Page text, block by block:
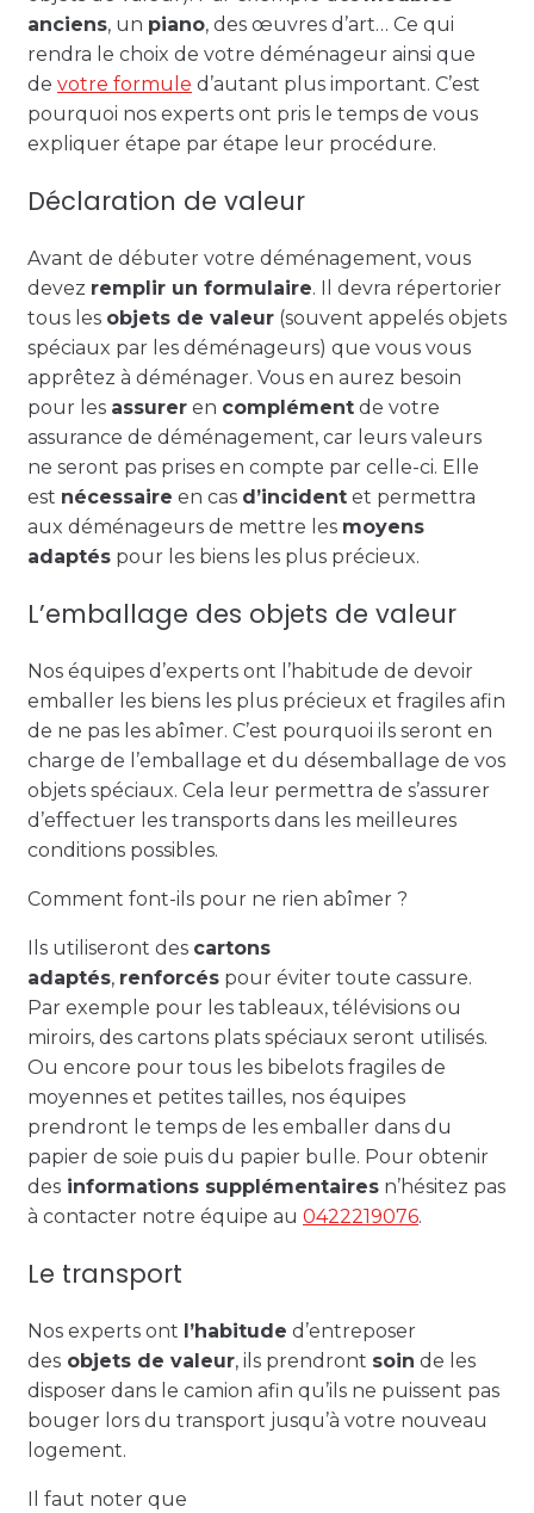
anciens, un piano, des œuvres d’art… Ce qui
rendra le choix de votre déménageur ainsi que
de votre formule d’autant plus important. C’est
pourquoi nos experts ont pris le temps de vous
expliquer étape par étape leur procédure.
Déclaration de valeur
Avant de débuter votre déménagement, vous
devez remplir un formulaire. Il devra répertorier
tous les objets de valeur (souvent appelés objets
spéciaux par les déménageurs) que vous vous
apprêtez à déménager. Vous en aurez besoin
pour les assurer en complément de votre
assurance de déménagement, car leurs valeurs
ne seront pas prises en compte par celle-ci. Elle
est nécessaire en cas d’incident et permettra
aux déménageurs de mettre les moyens
adaptés pour les biens les plus précieux.
L’emballage des objets de valeur
Nos équipes d’experts ont l’habitude de devoir
emballer les biens les plus précieux et fragiles afin
de ne pas les abîmer. C’est pourquoi ils seront en
charge de l’emballage et du désemballage de vos
objets spéciaux. Cela leur permettra de s’assurer
d’effectuer les transports dans les meilleures
conditions possibles.
Comment font-ils pour ne rien abîmer ?
Ils utiliseront des cartons
adaptés, renforcés pour éviter toute cassure.
Par exemple pour les tableaux, télévisions ou
miroirs, des cartons plats spéciaux seront utilisés.
Ou encore pour tous les bibelots fragiles de
moyennes et petites tailles, nos équipes
prendront le temps de les emballer dans du
papier de soie puis du papier bulle. Pour obtenir
des informations supplémentaires n’hésitez pas
à contacter notre équipe au 0422219076.
Le transport
Nos experts ont l’habitude d’entreposer
des objets de valeur, ils prendront soin de les
disposer dans le camion afin qu’ils ne puissent pas
bouger lors du transport jusqu’à votre nouveau
logement.
Il faut noter que